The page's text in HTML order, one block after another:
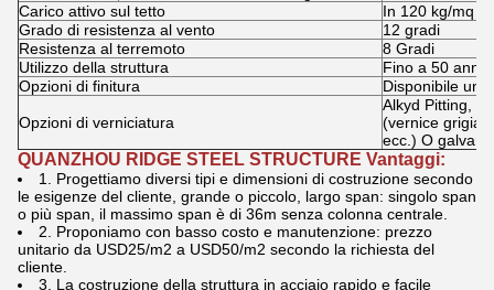
Carico attivo sul tetto
In 120 kg/mq
Grado di resistenza al vento
12 gradi
Resistenza al terremoto
8 Gradi
Utilizzo della struttura
Fino a 50 anni
Opzioni di finitura
Disponibile
Opzioni di verniciatura
Alkyd Pitting,
(vernice
ecc.) O
QUANZHOU RIDGE STEEL STRUCTURE Vantaggi:
1. Progettiamo diversi tipi e dimensioni di costruzione secondo
le esigenze del cliente, grande o piccolo, largo span: singolo span
o più span, il massimo span è di 36m senza colonna centrale.
2. Proponiamo con basso costo e manutenzione: prezzo
unitario da USD25/m2 a USD50/m2 secondo la richiesta del
cliente.
3. La costruzione della struttura in acciaio rapido e facile